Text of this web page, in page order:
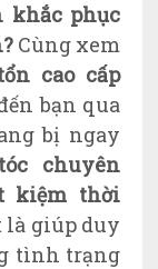
khắc phục
Cùng xem
cao cấp
bạn qua
bị ngay
chuyên
kiệm thời
là giúp duy
tình trạng